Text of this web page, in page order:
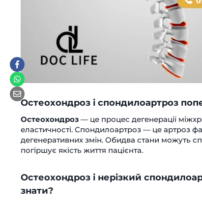
Остеохондроз і спондилоартроз
Остеохондроз — це процес дегенерації
еластичності. Спондилоартроз — це артроз
дегенеративних змін. Обидва стани можуть
погіршує якість життя пацієнта.
Остеохондроз і нерізкий
знати?